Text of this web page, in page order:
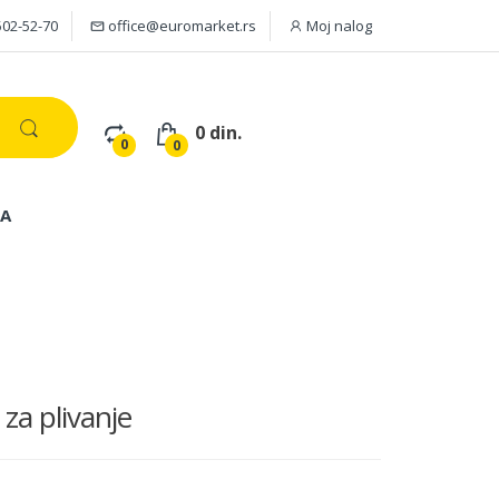
52-70 office@euromarket.rs Moj nalog
0 0
0 din.
plivanje